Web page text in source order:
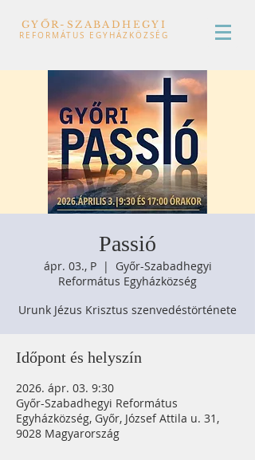
GYŐR-SZABADHEGYI
REFORMÁTUS EGYHÁZKÖZSÉG
Passió
ápr. 03., P
  |
Győr-Szabadhegyi
Református Egyházközség
Urunk Jézus Krisztus szenvedéstörténete
Időpont és helyszín
2026. ápr. 03. 9:30
Győr-Szabadhegyi Református
Egyházközség, Győr, József Attila u. 31,
9028 Magyarország